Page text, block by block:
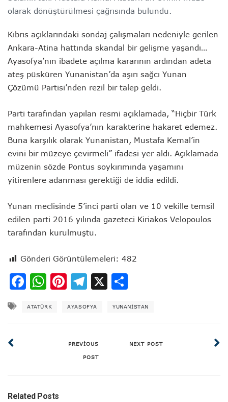
olarak dönüştürülmesi çağrısında bulundu.
Kıbrıs açıklarındaki sondaj çalışmaları nedeniyle gerilen
Ankara-Atina hattında skandal bir gelişme yaşandı…
Ayasofya’nın ibadete açılma kararının ardından adeta
ateş püsküren Yunanistan’da aşırı sağcı Yunan
Çözümü Partisi’nden rezil bir talep geldi.
Parti tarafından yapılan resmi açıklamada, “Hiçbir Türk
mahkemesi Ayasofya’nın karakterine hakaret edemez.
Buna karşılık olarak Yunanistan, Mustafa Kemal’in
evini bir müzeye çevirmeli” ifadesi yer aldı. Açıklamada
müzenin sözde Pontus soykırımında yaşamını
yitirenlere adanması gerektiği de iddia edildi.
Yunan meclisinde 5’inci parti olan ve 10 vekille temsil
edilen parti 2016 yılında gazeteci Kiriakos Velopoulos
tarafından kurulmuştu.
Gönderi Görüntülemeleri: 482
Facebook
WhatsApp
Pinterest
Telegram
X
ATATÜRK AYASOFYA YUNANISTAN
PREVIOUS
POST
NEXT POST
Related Posts